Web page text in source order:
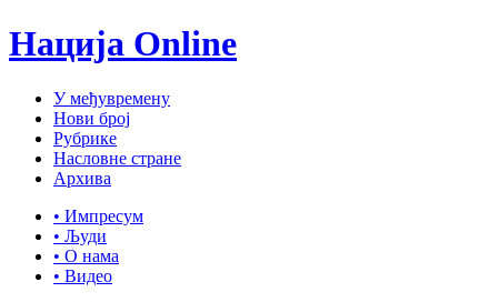
Нација Online
У међувремену
Нови број
Рубрике
Насловне стране
Архива
• Импресум
• Људи
• О нама
• Видео